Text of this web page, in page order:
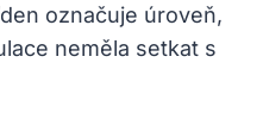
označuje úroveň,
neměla setkat s